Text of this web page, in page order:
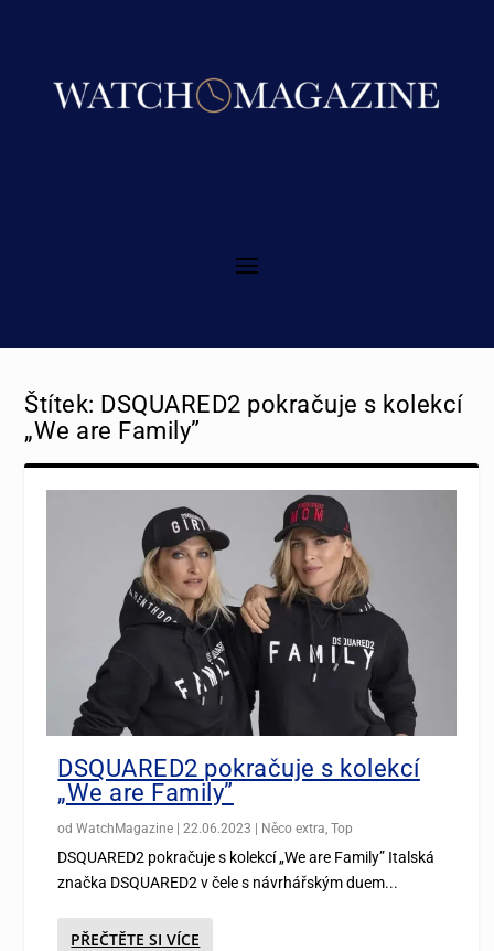
Štítek: DSQUARED2 pokračuje s kolekcí
„We are Family”
DSQUARED2 pokračuje s kolekcí
„We are Family”
odWatchMagazine |22.06.2023 | Něco extra,Top
DSQUARED2 pokračuje s kolekcí „We are Family” Italská
značka DSQUARED2 v čele s návrhářským duem...
PŘEČTĚTE SI VÍCE